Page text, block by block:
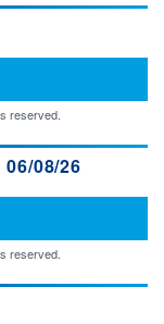
reserved.
06/08/26
reserved.